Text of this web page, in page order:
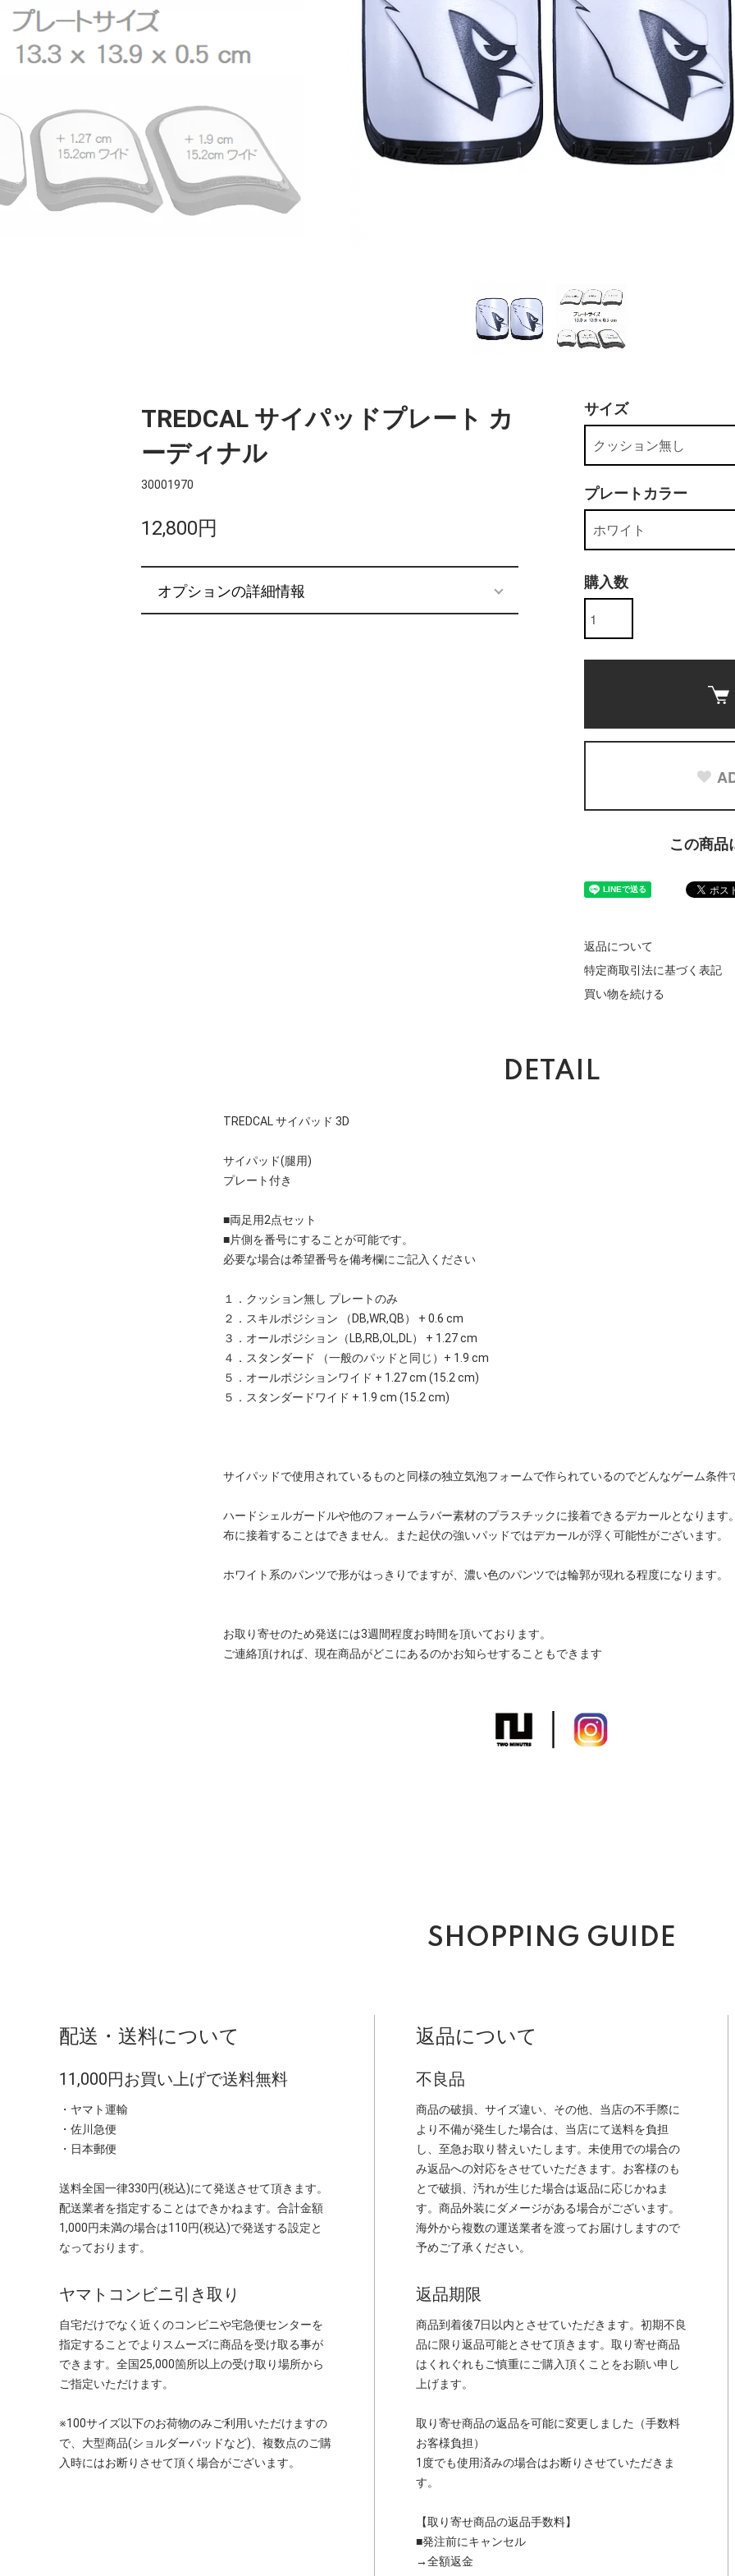
TREDCAL サイパッドプレート カ
ーディナル
30001970
12,800円
オプションの詳細情報
サイズ
プレートカラー
購入数
この商品
返品について
特定商取引法に基づく表記
買い物を続ける
DETAIL
TREDCAL サイパッド 3D
サイパッド(腿用)
プレート付き
■両足用2点セット
■片側を番号にすることが可能です。
必要な場合は希望番号を備考欄にご記入ください
１．クッション無し プレートのみ
２．スキルポジション （DB,WR,QB） + 0.6 cm
３．オールポジション（LB,RB,OL,DL） + 1.27 cm
４．スタンダード （一般のパッドと同じ）+ 1.9 cm
５．オールポジションワイド + 1.27 cm (15.2 cm)
５．スタンダードワイド + 1.9 cm (15.2 cm)
サイパッドで使用されているものと同様の独立気泡フォームで作られているのでどんなゲーム条件
ハードシェルガードルや他のフォームラバー素材のプラスチックに接着できるデカールとなります。
布に接着することはできません。また起伏の強いパッドではデカールが浮く可能性がございます。
ホワイト系のパンツで形がはっきりでますが、濃い色のパンツでは輪郭が現れる程度になります。
お取り寄せのため発送には3週間程度お時間を頂いております。
ご連絡頂ければ、現在商品がどこにあるのかお知らせすることもできます
SHOPPING GUIDE
配送・送料について
11,000円お買い上げで送料無料
・ヤマト運輸
・佐川急便
・日本郵便
送料全国一律330円(税込)にて発送させて頂きます。
配送業者を指定することはできかねます。合計金額
1,000円未満の場合は110円(税込)で発送する設定と
なっております。
ヤマトコンビニ引き取り
自宅だけでなく近くのコンビニや宅急便センターを
指定することでよりスムーズに商品を受け取る事が
できます。全国25,000箇所以上の受け取り場所から
ご指定いただけます。
※100サイズ以下のお荷物のみご利用いただけますの
で、大型商品(ショルダーパッドなど)、複数点のご購
入時にはお断りさせて頂く場合がございます。
返品について
不良品
商品の破損、サイズ違い、その他、当店の不手際に
より不備が発生した場合は、当店にて送料を負担
し、至急お取り替えいたします。未使用での場合の
み返品への対応をさせていただきます。お客様のも
とで破損、汚れが生じた場合は返品に応じかねま
す。商品外装にダメージがある場合がございます。
海外から複数の運送業者を渡ってお届けしますので
予めご了承ください。
返品期限
商品到着後7日以内とさせていただきます。初期不良
品に限り返品可能とさせて頂きます。取り寄せ商品
はくれぐれもご慎重にご購入頂くことをお願い申し
上げます。
取り寄せ商品の返品を可能に変更しました（手数料
お客様負担）
1度でも使用済みの場合はお断りさせていただきま
す。
【取り寄せ商品の返品手数料】
■発注前にキャンセル
→全額返金